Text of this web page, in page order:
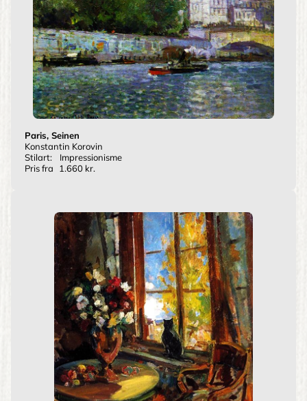
Paris, Seinen
Konstantin Korovin
Stilart:
Impressionisme
Pris fra
1.660 kr.